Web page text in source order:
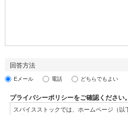
回答方法
Eメール 電話 どちらでもよい
プライバシーポリシーをご確認ください。